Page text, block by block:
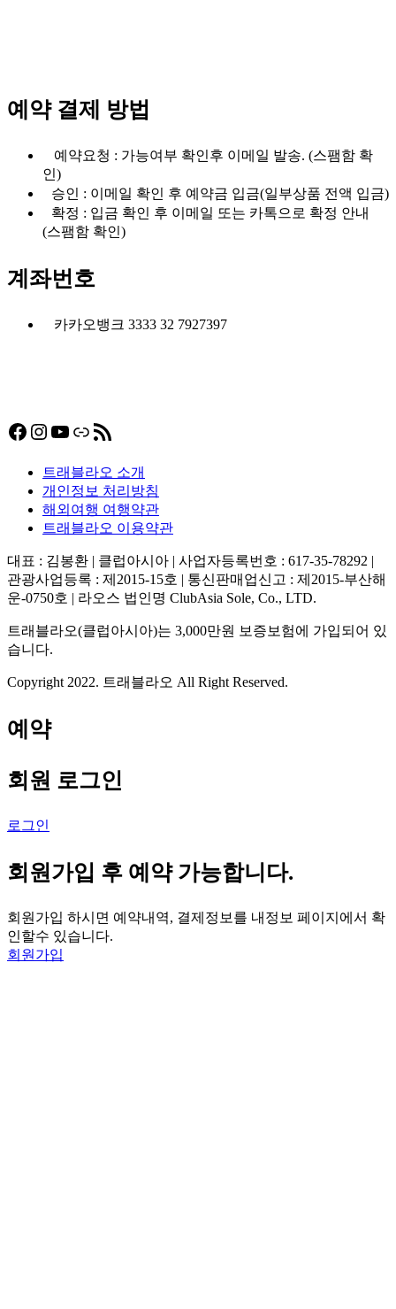
예약 결제 방법
예약요청 : 가능여부 확인후 이메일 발송. (스팸함 확
인)
승인 : 이메일 확인 후 예약금 입금(일부상품 전액 입금)
확정 : 입금 확인 후 이메일 또는 카톡으로 확정 안내
(스팸함 확인)
계좌번호
카카오뱅크 3333 32 7927397
Facebook
Instagram
YouTube
링크RSS 피드
트래블라오 소개
개인정보 처리방침
해외여행 여행약관
트래블라오 이용약관
대표 : 김봉환 | 클럽아시아 | 사업자등록번호 : 617-35-78292 |
관광사업등록 : 제2015-15호 | 통신판매업신고 : 제2015-부산해
운-0750호 | 라오스 법인명 ClubAsia Sole, Co., LTD.
트래블라오(클럽아시아)는 3,000만원 보증보험에 가입되어 있
습니다.
Copyright 2022. 트래블라오 All Right Reserved.
예약
회원 로그인
로그인
회원가입 후 예약 가능합니다.
회원가입 하시면 예약내역, 결제정보를 내정보 페이지에서 확
인할수 있습니다.
회원가입